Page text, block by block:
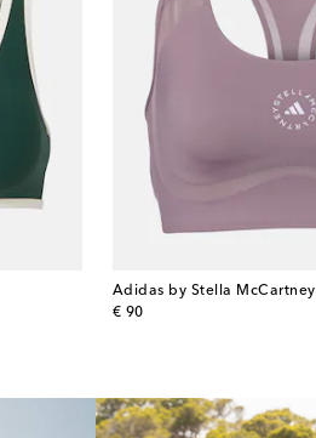
Adidas by Stella McCartney
€ 90
original price